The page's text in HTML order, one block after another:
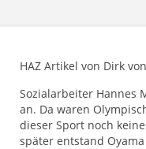
HAZ Artikel von Dirk
Sozialarbeiter Hannes
an. Da waren
dieser Sport noch
später entstand